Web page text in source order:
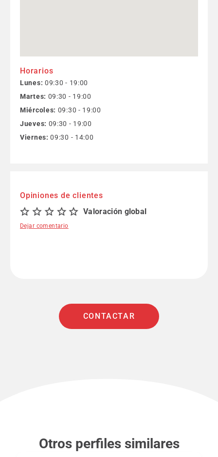
Horarios
Lunes: 09:30 - 19:00
Martes: 09:30 - 19:00
Miércoles: 09:30 - 19:00
Jueves: 09:30 - 19:00
Viernes: 09:30 - 14:00
Opiniones de clientes
Valoración global
Dejar comentario
CONTACTAR
Otros perfiles similares